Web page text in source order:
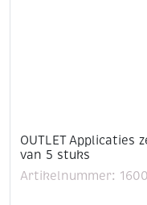
OUTLET
van 5 stuks
Artikelnummer: